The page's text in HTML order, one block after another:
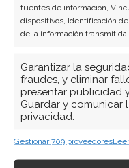
fuentes de información,
dispositivos, Identificación
de la información transmitida
Garantizar la
fraudes, y eliminar
presentar publicidad
Guardar y comunicar
privacidad.
Gestionar 709 proveedores
BUSCAR